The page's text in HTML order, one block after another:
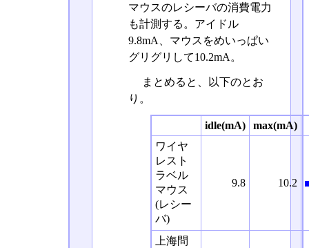
マウスのレシーバの消費電力
も計測する。アイドル
9.8mA、マウスをめいっぱい
グリグリして10.2mA。
まとめると、以下のとお
り。
idle(mA)
max(mA)
ワイヤ
レスト
ラベル
マウス
(レシー
バ)
9.8 10.2
上海問